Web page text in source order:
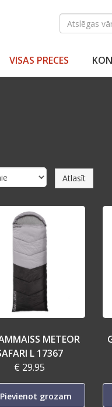
VISAS PRECES
METEOR
L 17367
€ 29.95
Pievienot grozam